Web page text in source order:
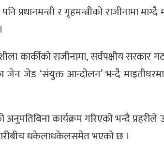
प्रधानमन्त्री र गृहमन्त्रीको राजीनामा
कार्कीको राजीनामा, सर्वपक्षीय
जेन जेड ‘संयुक्त आन्दोलन’ भन्दै माइतीघरमा
अनुमतिबिना कार्यक्रम गरिएको भन्दै
धकेलाधकेलसमेत भएको छ ।